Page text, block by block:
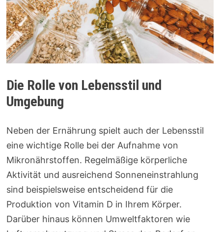
Die Rolle von Lebensstil und
Umgebung
Neben der Ernährung spielt auch der Lebensstil
eine wichtige Rolle bei der Aufnahme von
Mikronährstoffen. Regelmäßige körperliche
Aktivität und ausreichend Sonneneinstrahlung
sind beispielsweise entscheidend für die
Produktion von Vitamin D in Ihrem Körper.
Darüber hinaus können Umweltfaktoren wie